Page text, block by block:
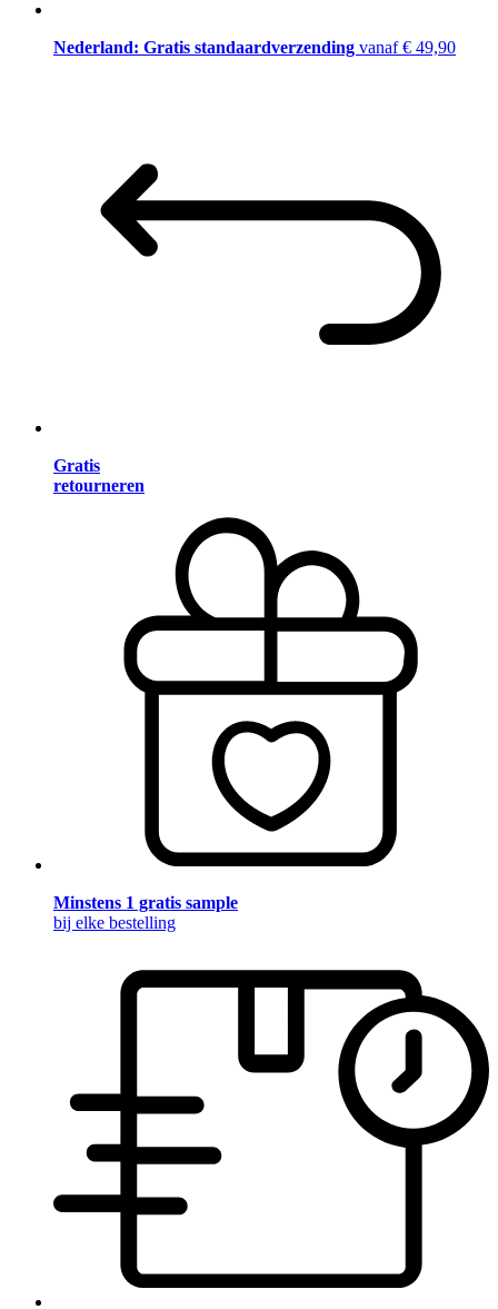
Nederland: Gratis standaardverzending vanaf € 49,90
Gratis
retourneren
Minstens 1 gratis sample
bij elke bestelling